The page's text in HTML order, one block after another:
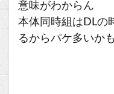
意味がわからん
本体同時組はDLの
るからパケ多いか